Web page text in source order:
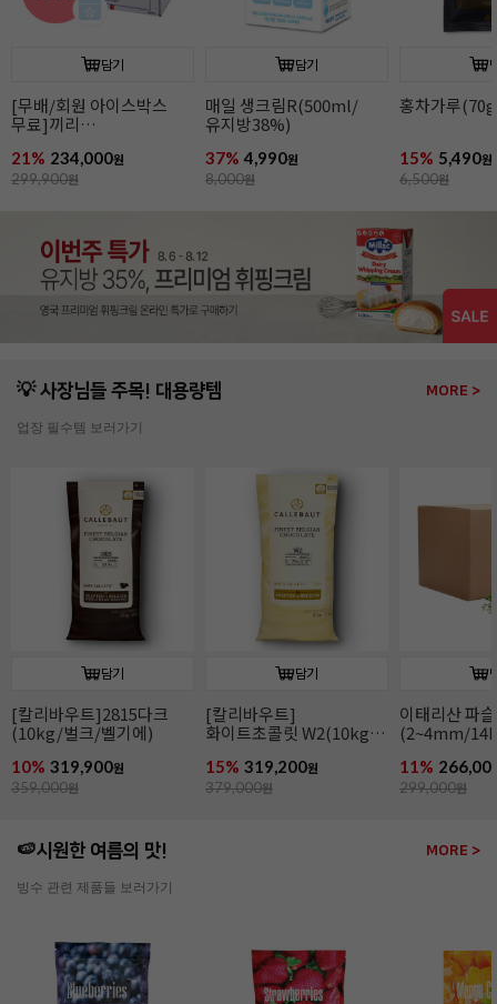
담기
[무배/회원 아이스박스
무료]끼리
크림치즈1kgx12개
21% 234,000원
299,900원
담기
매일 생크림R(500ml/
유지방38%)
37% 4,990원
8,000원
홍차가루
15% 5,490원
6,500원
💡 사장님들 주목! 대용량템 MORE >
업장 필수템 보러가기
담기
[칼리바우트]2815다크
(10kg/벌크/벨기에)
10% 319,900원
359,000원
담기
[칼리바우트]
화이트초콜릿 W2(10kg/
15% 319,200원
379,000원
이태리산 파
(2~4mm/
파슬리후레
11%
299,000원
🍉시원한 여름의 맛! MORE >
빙수 관련 제품들 보러가기